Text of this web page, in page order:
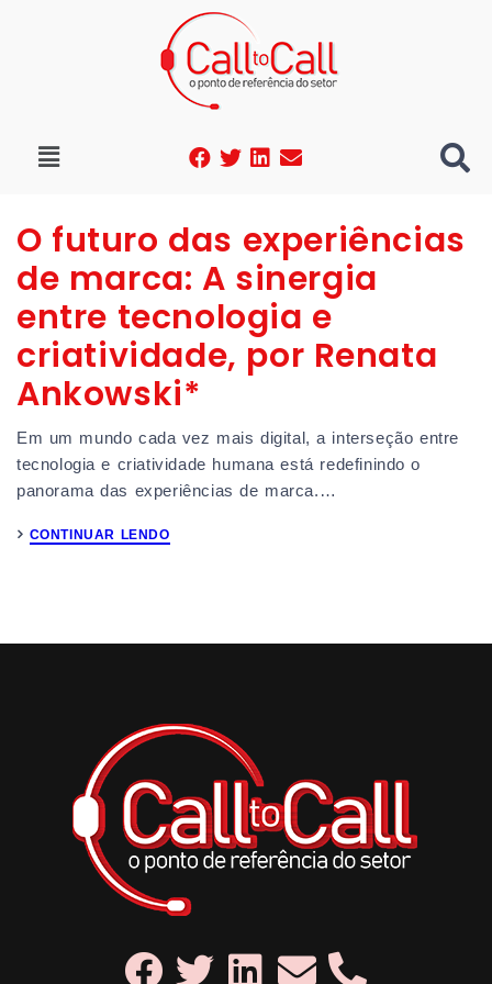
O futuro das experiências
de marca: A sinergia
entre tecnologia e
criatividade, por Renata
Ankowski*
Em um mundo cada vez mais digital, a interseção entre
tecnologia e criatividade humana está redefinindo o
panorama das experiências de marca.…
CONTINUAR LENDO